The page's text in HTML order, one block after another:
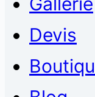
Devis